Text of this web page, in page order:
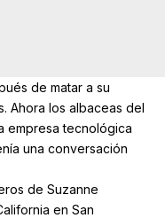
de matar a su
Ahora los albaceas del
empresa tecnológica
una conversación
de Suzanne
en San